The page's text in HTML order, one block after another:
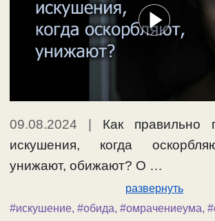
09.08.2024 | Как правильно
искушения, когда
унижают, обижают? О …
развернуть
#искушение, #обида, #омрачениеума,